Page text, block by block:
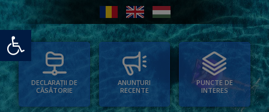
Deschide bara de unelte
DECLARAȚII DE
CĂSĂTORIE
ANUNȚURI
RECENTE
PUNCTE DE
INTERES